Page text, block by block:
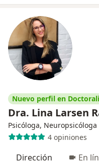
Nuevo perfil en
Dra. Lina Larsen
Psicóloga, Neuropsicóloga
4 opiniones
Dirección En